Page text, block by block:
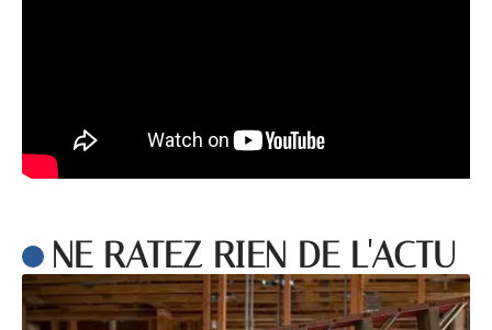
NE RATEZ RIEN DE L'ACTU